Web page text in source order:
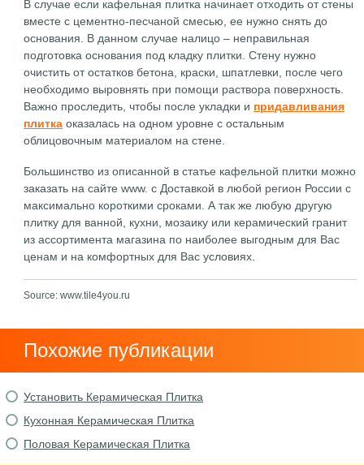
В случае если кафельная плитка начинает отходить от стены
вместе с цементно-песчаной смесью, ее нужно снять до
основания. В данном случае налицо – неправильная
подготовка основания под кладку плитки. Стену нужно
очистить от остатков бетона, краски, шпатлевки, после чего
необходимо выровнять при помощи раствора поверхность.
Важно проследить, чтобы после укладки и придавливания
плитка оказалась на одном уровне с остальным
облицовочным материалом на стене.
Большинство из описанной в статье кафельной плитки можно
заказать на сайте www. с Доставкой в любой регион России с
максимально короткими сроками. А так же любую другую
плитку для ванной, кухни, мозаику или керамический гранит
из ассортимента магазина по наиболее выгодным для Вас
ценам и на комфортных для Вас условиях.
Source: www.tile4you.ru
Похожие публикации
Установить Керамическая Плитка
Кухонная Керамическая Плитка
Половая Керамическая Плитка